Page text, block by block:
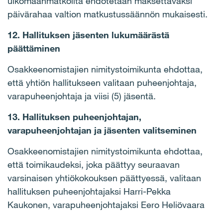
päivärahaa valtion matkustussäännön mukaisesti.
12. Hallituksen jäsenten lukumäärästä
päättäminen
Osakkeenomistajien nimitystoimikunta ehdottaa,
että yhtiön hallitukseen valitaan puheenjohtaja,
varapuheenjohtaja ja viisi (5) jäsentä.
13. Hallituksen puheenjohtajan,
varapuheenjohtajan ja jäsenten valitseminen
Osakkeenomistajien nimitystoimikunta ehdottaa,
että toimikaudeksi, joka päättyy seuraavan
varsinaisen yhtiökokouksen päättyessä, valitaan
hallituksen puheenjohtajaksi Harri-Pekka
Kaukonen, varapuheenjohtajaksi Eero Heliövaara